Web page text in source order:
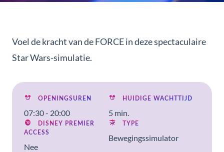
Voel de kracht van de FORCE in deze spectaculaire
Star Wars-simulatie.
OPENINGSUREN
07:30 - 20:00
HUIDIGE WACHTTIJD
5 min.
DISNEY PREMIER
ACCESS
Nee
TYPE
Bewegingssimulator